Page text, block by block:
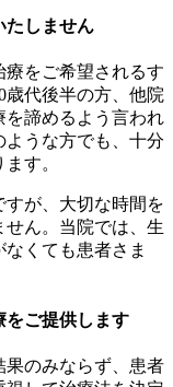
たしません
療をご希望されるす
歳代後半の方、他院
を諦めるよう言われ
うな方でも、十分
す。
すが、大切な時間を
ん。当院では、生
くても患者さま
をご提供します
果のみならず、患者